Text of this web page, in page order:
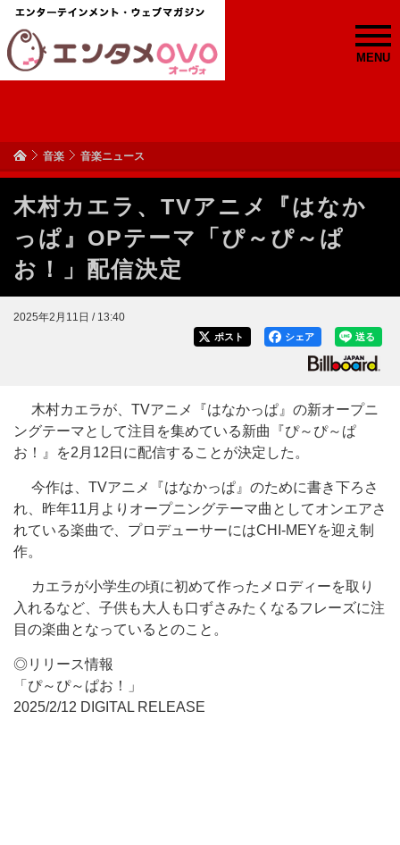
MENU
音楽 音楽ニュース
木村カエラ、TVアニメ『はなか
っぱ』OPテーマ「ぴ～ぴ～ぱ
お！」配信決定
2025年2月11日 / 13:40
送る
シェア
ポスト
木村カエラが、TVアニメ『はなかっぱ』の新オープニ
ングテーマとして注目を集めている新曲『ぴ～ぴ～ぱ
お！』を2月12日に配信することが決定した。
今作は、TVアニメ『はなかっぱ』のために書き下ろさ
れ、昨年11月よりオープニングテーマ曲としてオンエアさ
れている楽曲で、プロデューサーにはCHI-MEYを迎え制
作。
カエラが小学生の頃に初めて作ったメロディーを取り
入れるなど、子供も大人も口ずさみたくなるフレーズに注
目の楽曲となっているとのこと。
◎リリース情報
「ぴ～ぴ～ぱお！」
2025/2/12 DIGITAL RELEASE